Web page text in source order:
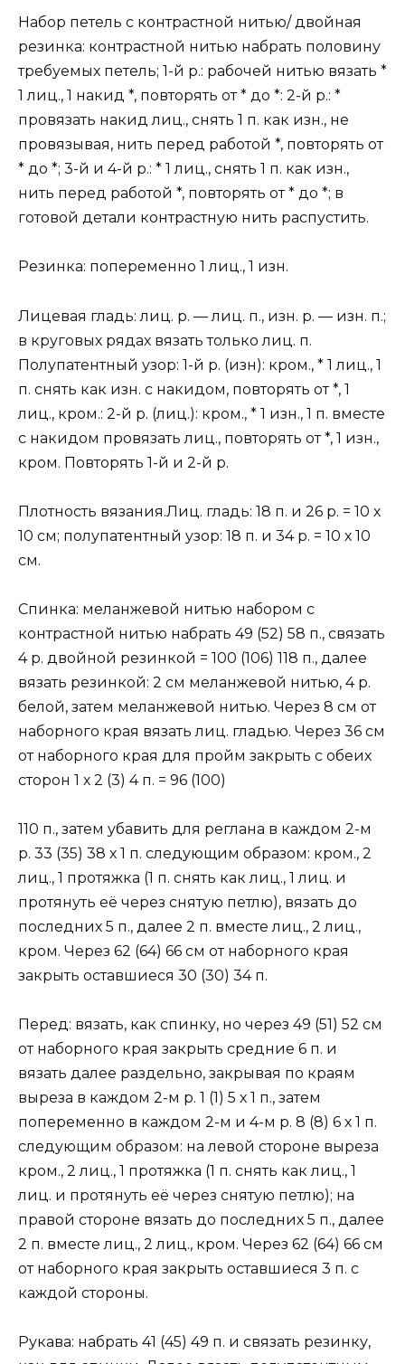
Набор петель с контрастной нитью/ двойная
резинка: контрастной нитью набрать половину
требуемых петель; 1-й р.: рабочей нитью вязать *
1 лиц., 1 накид *, повторять от * до *: 2-й р.: *
провязать накид лиц., снять 1 п. как изн., не
провязывая, нить перед работой *, повторять от
* до *; 3-й и 4-й р.: * 1 лиц., снять 1 п. как изн.,
нить перед работой *, повторять от * до *; в
готовой детали контрастную нить распустить.
Резинка: попеременно 1 лиц., 1 изн.
Лицевая гладь: лиц. р. — лиц. п., изн. р. — изн. п.;
в круговых рядах вязать только лиц. п.
Полупатентный узор: 1-й р. (изн): кром., * 1 лиц., 1
п. снять как изн. с накидом, повторять от *, 1
лиц., кром.: 2-й р. (лиц.): кром., * 1 изн., 1 п. вместе
с накидом провязать лиц., повторять от *, 1 изн.,
кром. Повторять 1-й и 2-й р.
Плотность вязания.Лиц. гладь: 18 п. и 26 р. = 10 х
10 см; полупатентный узор: 18 п. и 34 р. = 10 х 10
см.
Спинка: меланжевой нитью набором с
контрастной нитью набрать 49 (52) 58 п., связать
4 р. двойной резинкой = 100 (106) 118 п., далее
вязать резинкой: 2 см меланжевой нитью, 4 р.
белой, затем меланжевой нитью. Через 8 см от
наборного края вязать лиц. гладью. Через 36 см
от наборного края для пройм закрыть с обеих
сторон 1 х 2 (3) 4 п. = 96 (100)
110 п., затем убавить для реглана в каждом 2-м
р. 33 (35) 38 х 1 п. следующим образом: кром., 2
лиц., 1 протяжка (1 п. снять как лиц., 1 лиц. и
протянуть её через снятую петлю), вязать до
последних 5 п., далее 2 п. вместе лиц., 2 лиц.,
кром. Через 62 (64) 66 см от наборного края
закрыть оставшиеся 30 (30) 34 п.
Перед: вязать, как спинку, но через 49 (51) 52 см
от наборного края закрыть средние 6 п. и
вязать далее раздельно, закрывая по краям
выреза в каждом 2-м р. 1 (1) 5 х 1 п., затем
попеременно в каждом 2-м и 4-м р. 8 (8) 6 х 1 п.
следующим образом: на левой стороне выреза
кром., 2 лиц., 1 протяжка (1 п. снять как лиц., 1
лиц. и протянуть её через снятую петлю); на
правой стороне вязать до последних 5 п., далее
2 п. вместе лиц., 2 лиц., кром. Через 62 (64) 66 см
от наборного края закрыть оставшиеся 3 п. с
каждой стороны.
Рукава: набрать 41 (45) 49 п. и связать резинку,